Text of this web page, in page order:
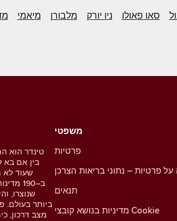
מיאמי מלבורן ניו יורק סאו פאולו
טינדר הוא
בין אם בא
שעוד לא
שנוצרו,
ביותר בעולם.
מצב דרכון,
משפטי
פרטיות
פרטיות – נתוני בריאות הצרכן
תנאים
מדיניות בנושא קובצי Cookie